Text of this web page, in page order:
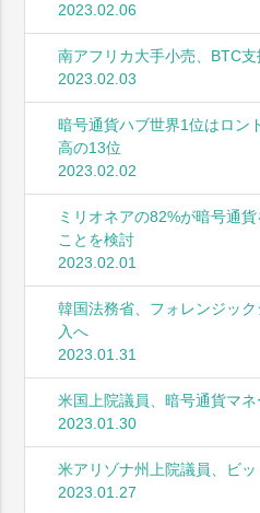
2023.02.06
南アフリカ大手小売、BTC
2023.02.03
暗号通貨ハブ世界1位はロン
高の13位
2023.02.02
ミリオネアの82%が暗号通
ことを検討
2023.02.01
韓国法務省、フォレンジッ
入へ
2023.01.31
米国上院議員、暗号通貨マ
2023.01.30
米アリゾナ州上院議員、ビ
2023.01.27